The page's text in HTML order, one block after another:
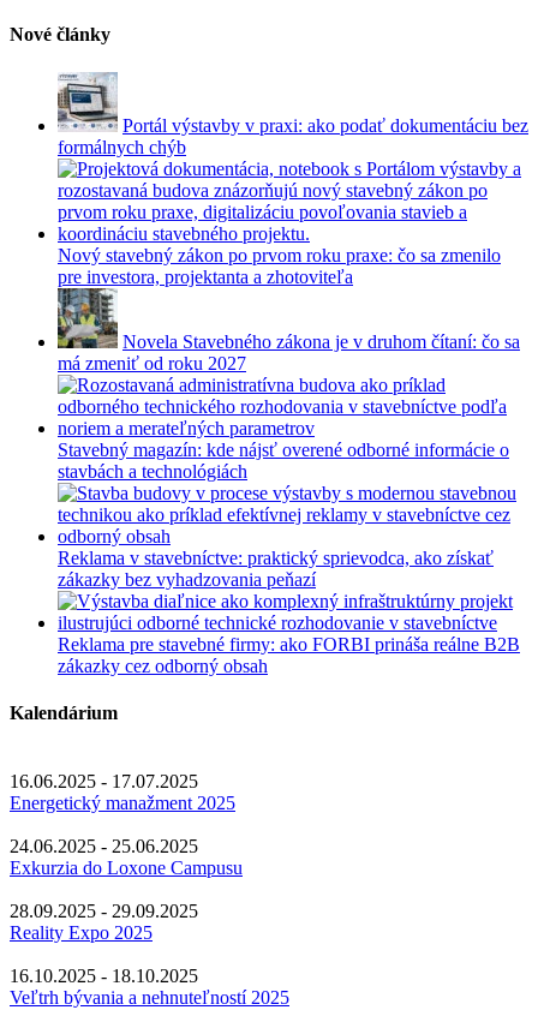
Nové články
Portál výstavby v praxi: ako podať dokumentáciu bez
formálnych chýb
Nový stavebný zákon po prvom roku praxe: čo sa zmenilo
pre investora, projektanta a zhotoviteľa
Novela Stavebného zákona je v druhom čítaní: čo sa
má zmeniť od roku 2027
Stavebný magazín: kde nájsť overené odborné informácie o
stavbách a technológiách
Reklama v stavebníctve: praktický sprievodca, ako získať
zákazky bez vyhadzovania peňazí
Reklama pre stavebné firmy: ako FORBI prináša reálne B2B
zákazky cez odborný obsah
Kalendárium
16.06.2025 - 17.07.2025
Energetický manažment 2025
24.06.2025 - 25.06.2025
Exkurzia do Loxone Campusu
28.09.2025 - 29.09.2025
Reality Expo 2025
16.10.2025 - 18.10.2025
Veľtrh bývania a nehnuteľností 2025